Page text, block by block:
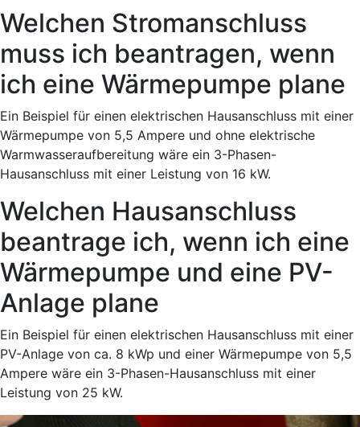
Welchen Stromanschluss
muss ich beantragen, wenn
ich eine Wärmepumpe plane
Ein Beispiel für einen elektrischen Hausanschluss mit einer
Wärmepumpe von 5,5 Ampere und ohne elektrische
Warmwasseraufbereitung wäre ein 3-Phasen-
Hausanschluss mit einer Leistung von 16 kW.
Welchen Hausanschluss
beantrage ich, wenn ich eine
Wärmepumpe und eine PV-
Anlage plane
Ein Beispiel für einen elektrischen Hausanschluss mit einer
PV-Anlage von ca. 8 kWp und einer Wärmepumpe von 5,5
Ampere wäre ein 3-Phasen-Hausanschluss mit einer
Leistung von 25 kW.